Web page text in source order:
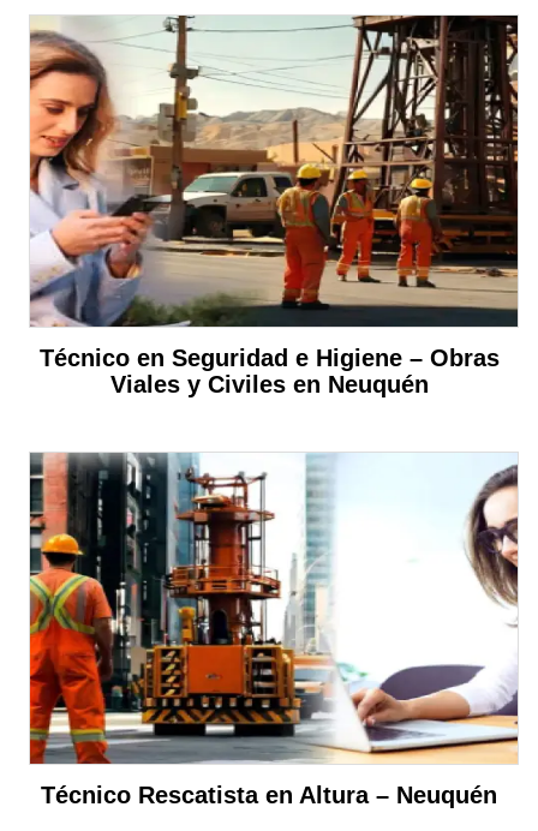
Técnico en Seguridad e Higiene – Obras
Viales y Civiles en Neuquén
Técnico Rescatista en Altura – Neuquén